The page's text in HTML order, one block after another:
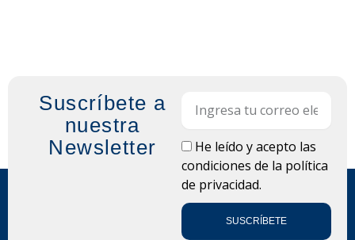
Suscríbete a
nuestra
Newsletter
LOPDHe leído y acepto las
condiciones de la política
de privacidad.
SUSCRÍBETE